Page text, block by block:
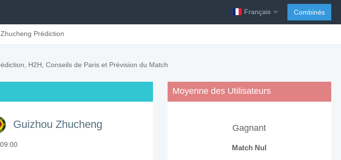
Français Combinés
Prédiction
H2H, Conseils de Paris et Prévision du Match
Guizhou Zhucheng
Moyenne des Utilisateurs
Gagnant
Match Nul